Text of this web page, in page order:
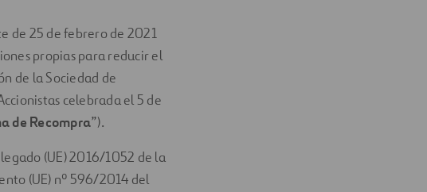
de 25 de febrero de 2021
propias para reducir el
de la Sociedad de
celebrada el 5 de
de Recompra”).
(UE) 2016/1052 de la
(UE) nº 596/2014 del